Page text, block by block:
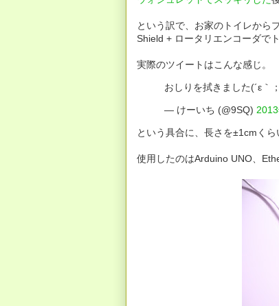
という訳で、お家のトイレから
Shield + ロータリエンコーダで
実際のツイートはこんな感じ。
おしりを拭きました(´ε｀
— けーいち (@9SQ)
という具合に、長さを±1cmくら
使用したのはArduino UNO、